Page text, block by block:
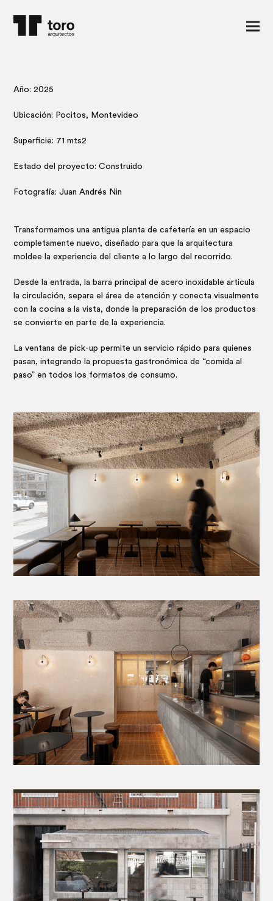
Año: 2025
Ubicación: Pocitos, Montevideo
Superficie: 71 mts2
Estado del proyecto: Construido
Fotografía: Juan Andrés Nin
Transformamos una antigua planta de cafetería en un espacio
completamente nuevo, diseñado para que la arquitectura
moldee la experiencia del cliente a lo largo del recorrido.
Desde la entrada, la barra principal de acero inoxidable articula
la circulación, separa el área de atención y conecta visualmente
con la cocina a la vista, donde la preparación de los productos
se convierte en parte de la experiencia.
La ventana de pick-up permite un servicio rápido para quienes
pasan, integrando la propuesta gastronómica de “comida al
paso” en todos los formatos de consumo.